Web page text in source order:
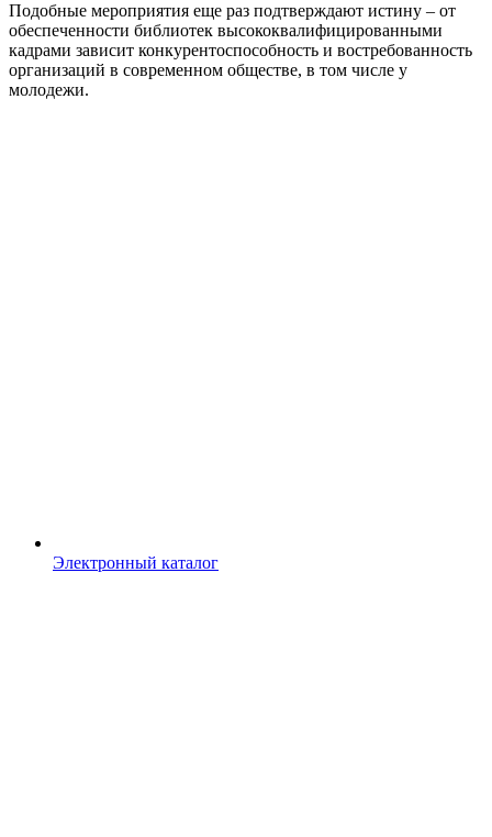
Подобные мероприятия еще раз подтверждают истину ‒ от
обеспеченности библиотек высококвалифицированными
кадрами зависит конкурентоспособность и востребованность
организаций в современном обществе, в том числе у
молодежи.
Электронный каталог